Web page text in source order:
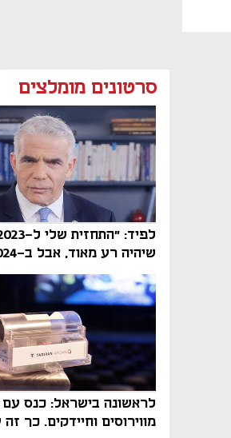
סרטונים מומלצים
שיהיה רע
הממשלה תיפול"
לראשונה בישראל: כנס עם
מווירוסים וחיידקים. כך